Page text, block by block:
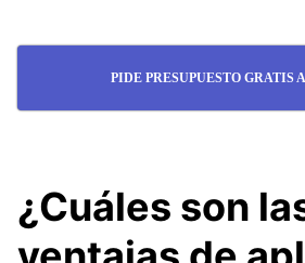
PIDE PRESUPUESTO GRATIS
¿Cuáles son